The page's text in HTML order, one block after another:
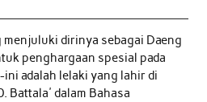
menjuluki dirinya sebagai Daeng
penghargaan spesial pada
adalah lelaki yang lahir di
Battala' dalam Bahasa